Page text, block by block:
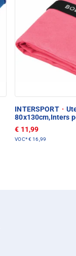
INTERSPORT ·
80x130cm,Inters
€ 11,99
VOC*€ 16,99